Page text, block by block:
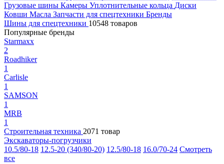
Грузовые шины Камеры Уплотнительные кольца Диски
Ковши Масла Запчасти для спецтехники Бренды
Шины для спецтехники 10548 товаров
Популярные бренды
Starmaxx
2
Roadhiker
1
Carlisle
1
SAMSON
1
MRB
1
Строительная техника 2071 товар
Экскаваторы-погрузчики
10.5/80-18 12.5-20 (340/80-20) 12.5/80-18 16.0/70-24 Смотреть
все